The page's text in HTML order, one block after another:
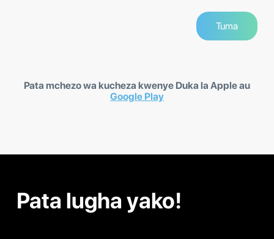
Pata mchezo wa kucheza kwenye Duka la Apple au
Google Play
Pata lugha yako!